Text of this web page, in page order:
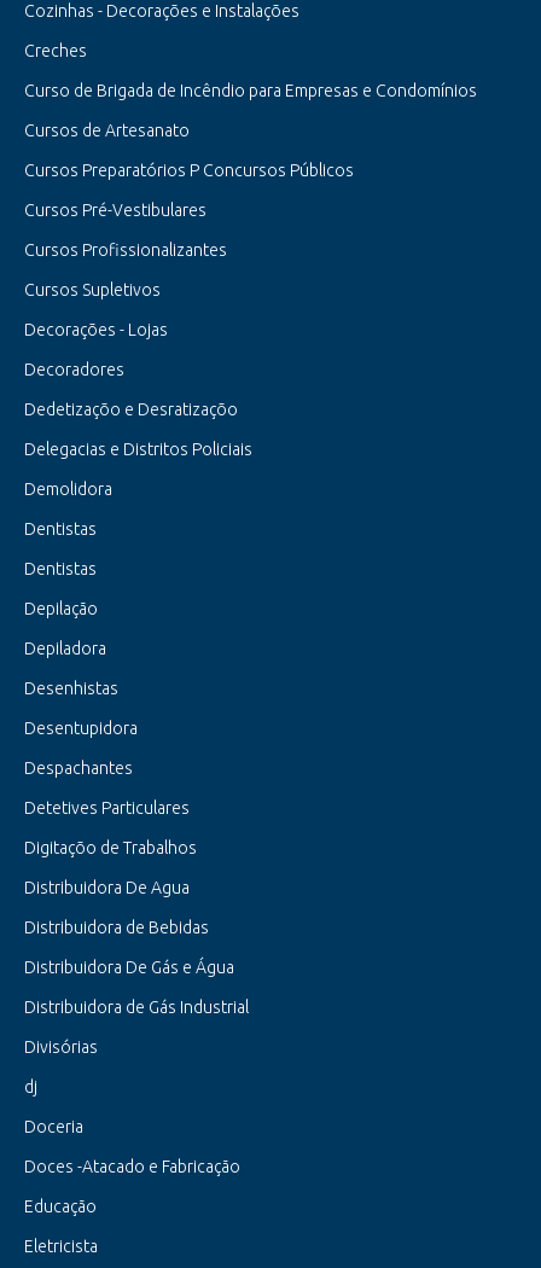
Cozinhas - Decorações e Instalações
Creches
Curso de Brigada de Incêndio para Empresas e Condomínios
Cursos de Artesanato
Cursos Preparatórios P Concursos Públicos
Cursos Pré-Vestibulares
Cursos Profissionalizantes
Cursos Supletivos
Decorações - Lojas
Decoradores
Dedetizaçõo e Desratizaçõo
Delegacias e Distritos Policiais
Demolidora
Dentistas
Dentistas
Depilação
Depiladora
Desenhistas
Desentupidora
Despachantes
Detetives Particulares
Digitaçõo de Trabalhos
Distribuidora De Agua
Distribuidora de Bebidas
Distribuidora De Gás e Água
Distribuidora de Gás Industrial
Divisórias
dj
Doceria
Doces -Atacado e Fabricação
Educação
Eletricista